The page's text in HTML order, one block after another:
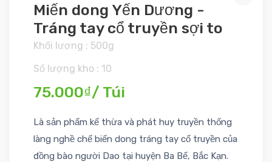
Miến dong Yến Dương -
Tráng tay cổ truyền sợi to
Khối lượng : 500g
Số lượng kho : 10
75.000₫/ Túi
Là sản phẩm kế thừa và phát huy truyền thống
làng nghề chế biến dong tráng tay cổ truyền của
đồng bào người Dao tại huyện Ba Bể, Bắc Kạn.